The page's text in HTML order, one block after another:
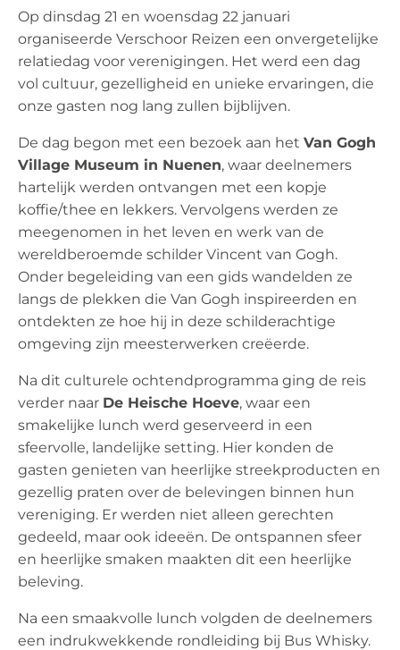
Op dinsdag 21 en woensdag 22 januari
organiseerde Verschoor Reizen een onvergetelijke
relatiedag voor verenigingen. Het werd een dag
vol cultuur, gezelligheid en unieke ervaringen, die
onze gasten nog lang zullen bijblijven.
De dag begon met een bezoek aan hetVan Gogh
Village Museum in Nuenen, waar deelnemers
hartelijk werden ontvangen met een kopje
koffie/thee en lekkers. Vervolgens werden ze
meegenomen in het leven en werk van de
wereldberoemde schilder Vincent van Gogh.
Onder begeleiding van een gids wandelden ze
langs de plekken die Van Gogh inspireerden en
ontdekten ze hoe hij in deze schilderachtige
omgeving zijn meesterwerken creëerde.
Na dit culturele ochtendprogramma ging de reis
verder naar De Heische Hoeve, waar een
smakelijke lunch werd geserveerd in een
sfeervolle, landelijke setting. Hier konden de
gasten genieten van heerlijke streekproducten en
gezellig praten over de belevingen binnen hun
vereniging. Er werden niet alleen gerechten
gedeeld, maar ook ideeën. De ontspannen sfeer
en heerlijke smaken maakten dit een heerlijke
beleving.
Na een smaakvolle lunch volgden de deelnemers
een indrukwekkende rondleiding bij Bus Whisky.